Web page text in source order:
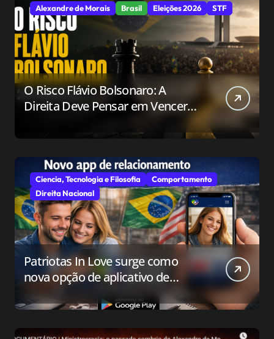
Alexandre de Morais Brasil Eleições 2026 STF
O Risco Flávio Bolsonaro: A
Direita Deve Pensar em Vencer
Ciencia, Tecnologia e Filosofia
Comportamento
Direita Nacional
Patriotas In Love surge como
nova opção de aplicativo de
relacionamento para o público
conservador